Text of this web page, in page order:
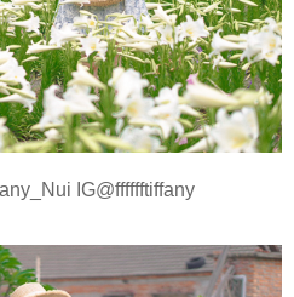
IG@fffffftiffany